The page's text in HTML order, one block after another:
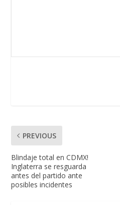
PREVIOUS
Blindaje total en CDMX!
Inglaterra se resguarda
antes del partido ante
posibles incidentes